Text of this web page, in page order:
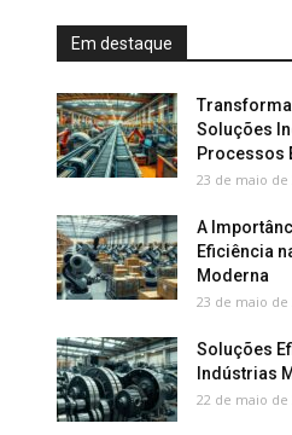
Em destaque
Soluções
Processos
23 de maio de
A
Eficiência
Moderna
23 de maio de
Soluções
Indústrias
22 de maio de